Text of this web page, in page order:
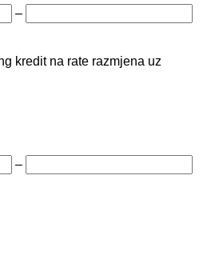
–
kredit na rate razmjena uz
–